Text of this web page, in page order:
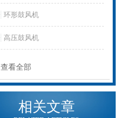
环形鼓风机
高压鼓风机
查看全部
相关文章